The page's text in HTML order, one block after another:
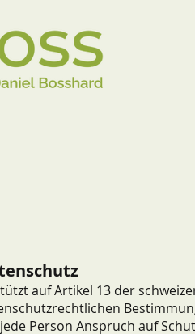
auf Artikel 13 der
Person Anspruch auf